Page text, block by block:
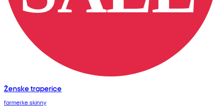
Ženske traperice
farmerke skinny